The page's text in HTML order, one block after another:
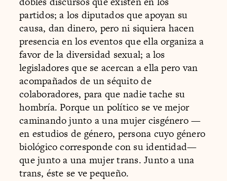
partidos; a los diputados que apoyan su
causa, dan dinero, pero ni siquiera hacen
presencia en los eventos que ella organiza a
favor de la diversidad sexual; a los
legisladores que se acercan a ella pero van
acompañados de un séquito de
colaboradores, para que nadie tache su
hombría. Porque un político se ve mejor
caminando junto a una mujer cisgénero —
en estudios de género, persona cuyo género
biológico corresponde con su identidad—
que junto a una mujer trans. Junto a una
trans, éste se ve pequeño.